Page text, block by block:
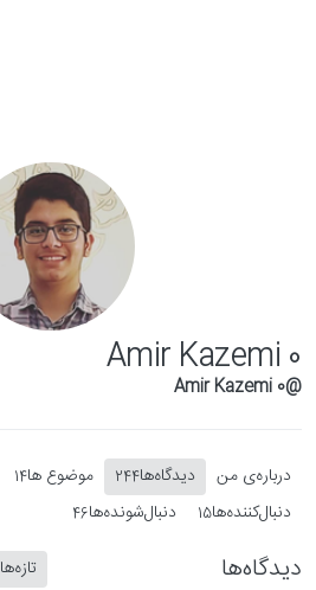
Amir Kazemi 0
@Amir Kazemi 0
درباره‌‌ی من دیدگاه‌ها244 موضوع ها14
دنبال‌کننده‌ها15 دنبال‌شونده‌ها46
دیدگاه‌ها تازه‌ها